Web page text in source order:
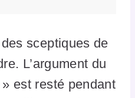
sceptiques de
L’argument du
est resté pendant